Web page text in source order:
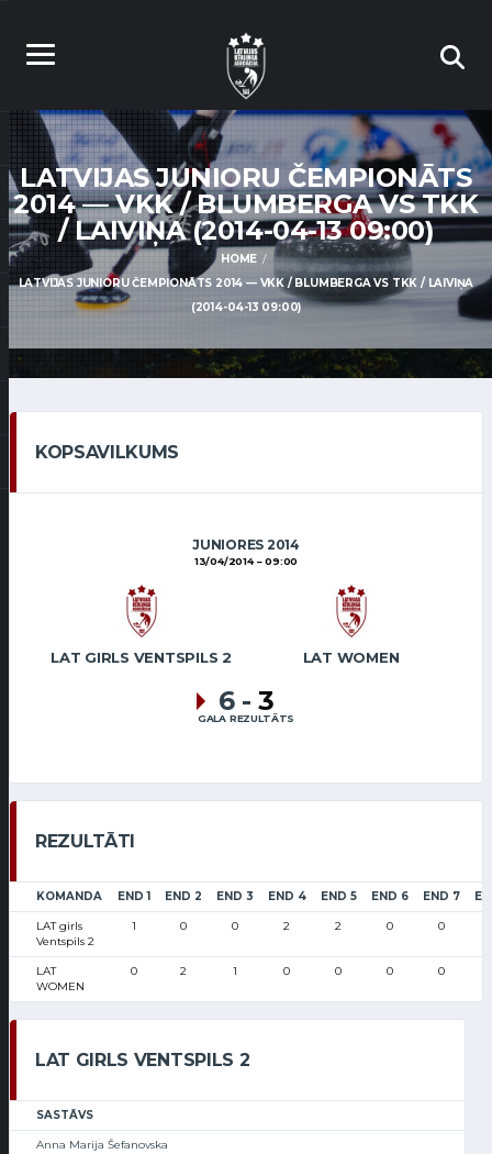
LATVIJAS JUNIORU ČEMPIONĀTS
2014 — VKK / BLUMBERGA VS TKK
/ LAIVIŅA (2014-04-13 09:00)
HOME
LATVIJAS JUNIORU ČEMPIONĀTS 2014 — VKK / BLUMBERGA VS TKK / LAIVIŅA
(2014-04-13 09:00)
KOPSAVILKUMS
JUNIORES 2014
13/04/2014 09:00
LAT GIRLS VENTSPILS 2 LAT WOMEN
6 - 3
GALA REZULTĀTS
REZULTĀTI
KOMANDA END 1 END 2 END 3 END 4 END 5 END 6 END 7
LAT girls
Ventspils 2
1 0 0 2 2 0 0
LAT
WOMEN
0 2 1 0 0 0 0
LAT GIRLS VENTSPILS 2
SASTĀVS
Anna Marija Šefanovska